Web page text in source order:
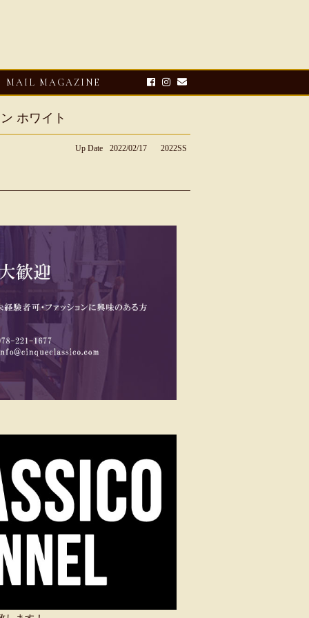
MAIL MAGAZINE
ホワイト
Up Date 2022/02/17 2022SS
UP
ーニ】ク
ンダル
Mario Doni【マリオ ドーニ】オ
ープントゥミュール レザーサン
ダル